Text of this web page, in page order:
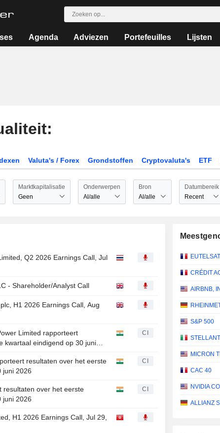
Agenda Adviezen Portefeuilles Lijsten
Valuta's / Forex Grondstoffen Cryptovaluta's ETF
Marktkapitalisatie
Geen
Onderwerpen
Al/alle
Bron
Al/alle
Datumbereik
Recent
Q2 2026 Earnings Call, Jul
- Shareholder/Analyst Call
H1 2026 Earnings Call, Aug
Limited rapporteert
kwartaal eindigend op 30 juni
CI
resultaten over het eerste
juni 2026
CI
resultaten over het eerste
juni 2026
CI
H1 2026 Earnings Call, Jul 29,
CRÉDIT
AIRBNB,
S&P 500
MICRON
CAC 40
NVIDIA
ALLIANZ